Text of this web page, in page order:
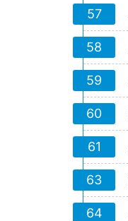
57
58
59
60
61
63
64